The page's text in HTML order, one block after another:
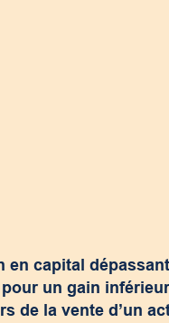
en capital
pour un gain
de la vente d’un